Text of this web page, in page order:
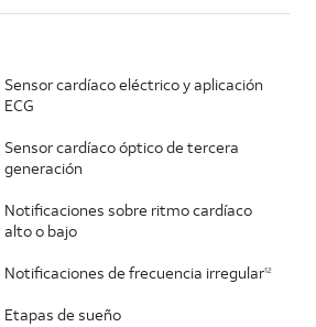
Sensor cardíaco eléctrico y aplicación
ECG
Sensor cardíaco óptico de tercera
generación
Notificaciones sobre ritmo cardíaco
alto o bajo
Notificaciones de frecuencia irregular12
Etapas de sueño